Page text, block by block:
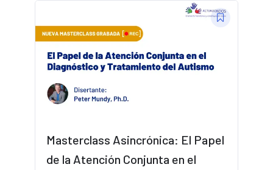
Masterclass Asincrónica: El Papel
de la Atención Conjunta en el